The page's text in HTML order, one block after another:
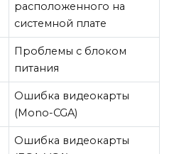
расположенного на
системной плате
Проблемы с блоком
питания
Ошибка видеокарты
(Mono-CGA)
Ошибка видеокарты